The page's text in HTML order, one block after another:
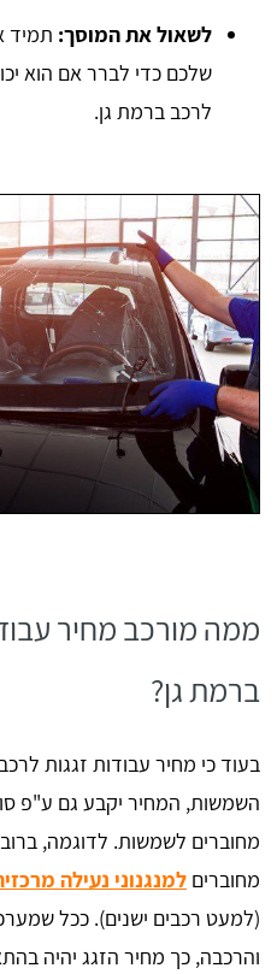
לשאול את המוסך: תמיד
שלכם כדי לברר אם הוא
לרכב ברמת גן.
ממה מורכב מחיר
ברמת גן?
בעוד כי מחיר עבודות זגגות
השמשות, המחיר יקבע גם ע"פ
מחוברים לשמשות. לדוגמה, ברוב
מחוברים למנגנוני נעילה
(למעט רכבים ישנים). ככל
והרכבה, כך מחיר הזגג יהיה